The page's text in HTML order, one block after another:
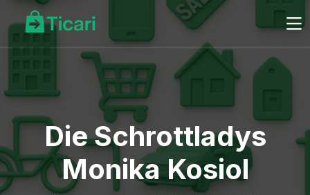
Die Schrottladys
Monika Kosiol